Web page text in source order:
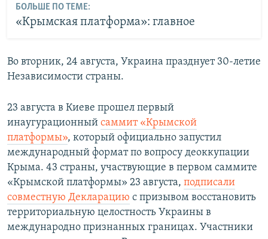
БОЛЬШЕ ПО ТЕМЕ:
«Крымская платформа»: главное
Во вторник, 24 августа, Украина празднует 30-летие
Независимости страны.
23 августа в Киеве прошел первый
инаугурационный саммит «Крымской
платформы», который официально запустил
международный формат по вопросу деоккупации
Крыма. 43 страны, участвующие в первом саммите
«Крымской платформы» 23 августа, подписали
совместную Декларацию с призывом восстановить
территориальную целостность Украины в
международно признанных границах. Участники